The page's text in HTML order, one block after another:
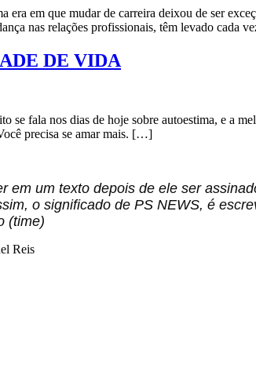
em que mudar de carreira deixou de ser
nas relações profissionais, têm levado cada
DE VIDA
fala nos dias de hoje sobre autoestima, e a
precisa se amar mais. […]
em um texto depois de ele ser
o significado de PS NEWS, é
(time)
Reis